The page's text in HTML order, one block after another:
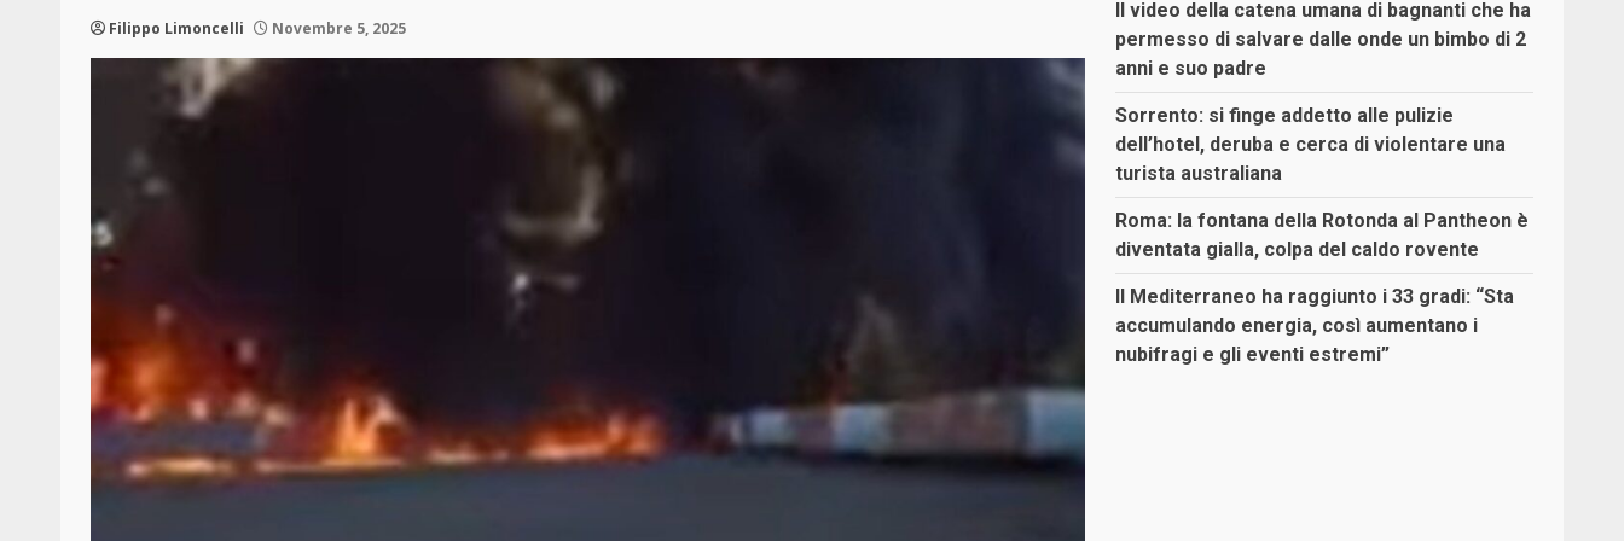
Filippo Limoncelli Novembre 5, 2025
Il video della catena umana di bagnanti che ha
permesso di salvare dalle onde un bimbo di 2
anni e suo padre
Sorrento: si finge addetto alle pulizie
dell’hotel, deruba e cerca di violentare una
turista australiana
Roma: la fontana della Rotonda al Pantheon è
diventata gialla, colpa del caldo rovente
Il Mediterraneo ha raggiunto i 33 gradi: “Sta
accumulando energia, così aumentano i
nubifragi e gli eventi estremi”